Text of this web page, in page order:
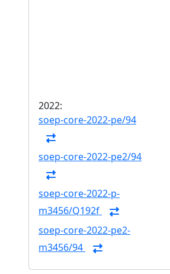
2022:
soep-core-2022-pe/94
soep-core-2022-pe2/94
soep-core-2022-p-
m3456/Q192f
soep-core-2022-pe2-
m3456/94